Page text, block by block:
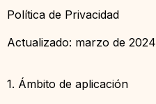
Política de Privacidad
Actualizado: marzo de 2024
1. Ámbito de aplicación